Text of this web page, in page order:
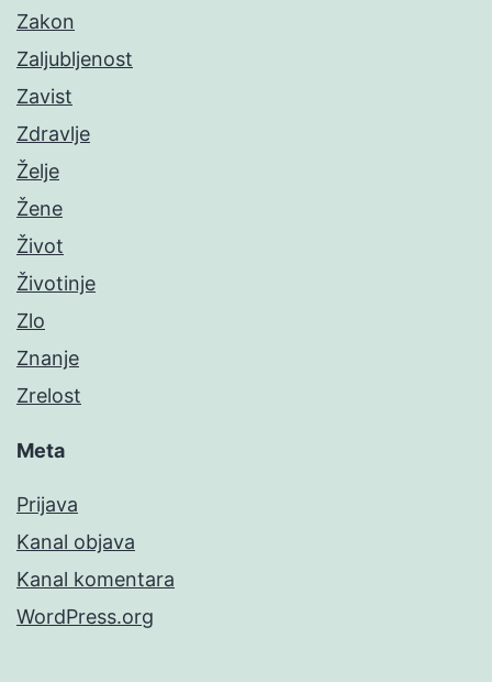
Zakon
Zaljubljenost
Zavist
Zdravlje
Želje
Žene
Život
Životinje
Zlo
Znanje
Zrelost
Meta
Prijava
Kanal objava
Kanal komentara
WordPress.org